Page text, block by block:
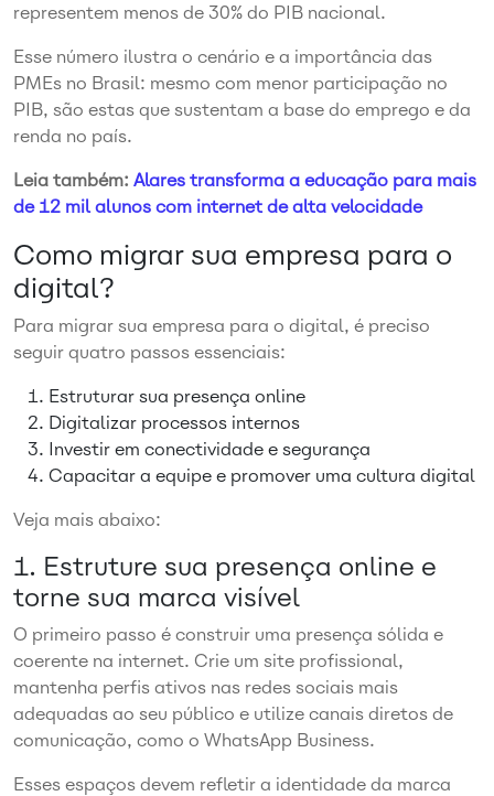
representem menos de 30% do PIB nacional.
Esse número ilustra o cenário e a importância das
PMEs no Brasil: mesmo com menor participação no
PIB, são estas que sustentam a base do emprego e da
renda no país.
Leia também: Alares transforma a educação para mais
de 12 mil alunos com internet de alta velocidade
Como migrar sua empresa para o
digital?
Para migrar sua empresa para o digital, é preciso
seguir quatro passos essenciais:
Estruturar sua presença online
Digitalizar processos internos
Investir em conectividade e segurança
Capacitar a equipe e promover uma cultura digital
Veja mais abaixo:
1. Estruture sua presença online e
torne sua marca visível
O primeiro passo é construir uma presença sólida e
coerente na internet. Crie um site profissional,
mantenha perfis ativos nas redes sociais mais
adequadas ao seu público e utilize canais diretos de
comunicação, como o WhatsApp Business.
Esses espaços devem refletir a identidade da marca